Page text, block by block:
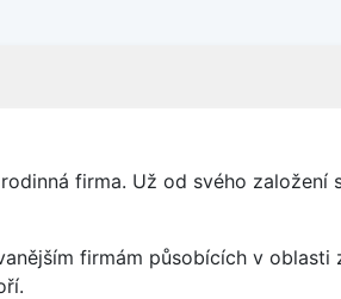
firma. Už od svého založení
firmám působících v